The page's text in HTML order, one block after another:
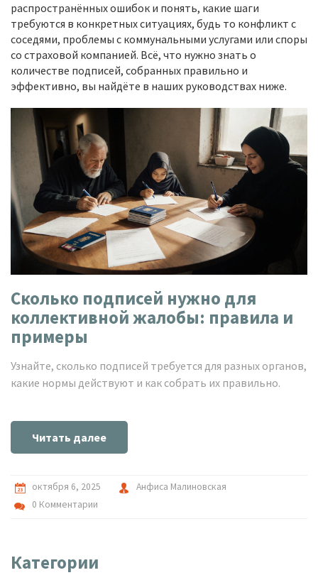
распространённых ошибок и понять, какие шаги
требуются в конкретных ситуациях, будь то конфликт с
соседями, проблемы с коммунальными услугами или споры
со страховой компанией. Всё, что нужно знать о
количестве подписей, собранных правильно и
эффективно, вы найдёте в наших руководствах ниже.
Сколько подписей нужно для
коллективной жалобы: правила и
примеры
Узнайте, сколько подписей требуется для разных органов,
какие нормы действуют и как собрать их правильно.
Читать далее
октября 6, 2025
Анфиса Малиновская
0 Комментарии
Категории